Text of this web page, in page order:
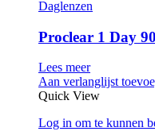
Daglenzen
Proclear 1 Day
Lees meer
Aan verlanglijst
Quick View
Log in om te kunnen